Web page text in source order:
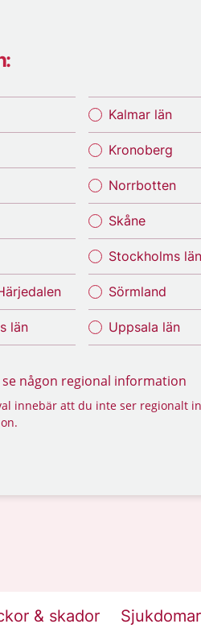
län
Kalmar län
Kronoberg
Norrbotten
Skåne
Stockholms län
Sörmland
Uppsala län
se någon regional information
innebär att du inte ser regionalt
& skador